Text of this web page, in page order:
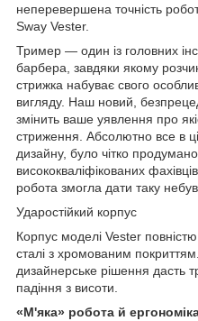
неперевершена точність
Sway Vester.
Тример — один із головних
барбера, завдяки якому
стрижка набуває свого
вигляду. Наш новий,
змінить ваше уявлення про
стриження. Абсолютно все в
дизайну, було чітко
висококваліфікованих
робота змогла дати таку
Ударостійкий корпус
Корпус моделі Vester повністю
сталі з хромованим
дизайнерське рішення дасть
падіння з висоти.
«М'яка» робота й